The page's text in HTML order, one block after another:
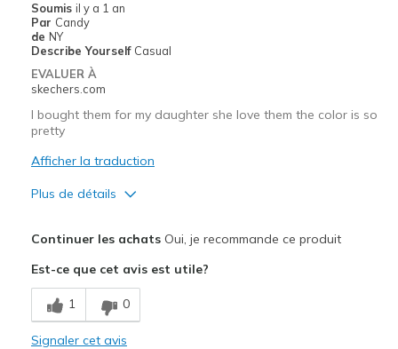
Soumis il y a 1 an
Par Candy
de NY
Describe Yourself Casual
EVALUER À
skechers.com
I bought them for my daughter she love them the color is so
pretty
Afficher la traduction
Plus de détails
Comfortable
Durable
Continuer les achatsOui, je recommande ce produit
Est-ce que cet avis est utile?
1 0
Signaler cet avis